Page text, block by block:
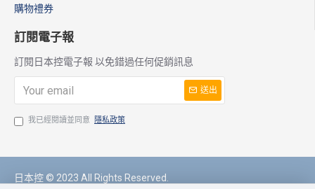
購物禮券
訂閱電子報
訂閱日本控電子報 以免錯過任何促銷訊息
送出
我已經閱讀並同意 隱私政策
日本控 © 2023 All Rights Reserved.